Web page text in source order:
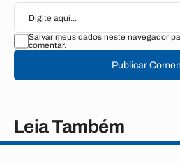
Salvar meus dados neste navegador
comentar.
Publicar
Leia Também